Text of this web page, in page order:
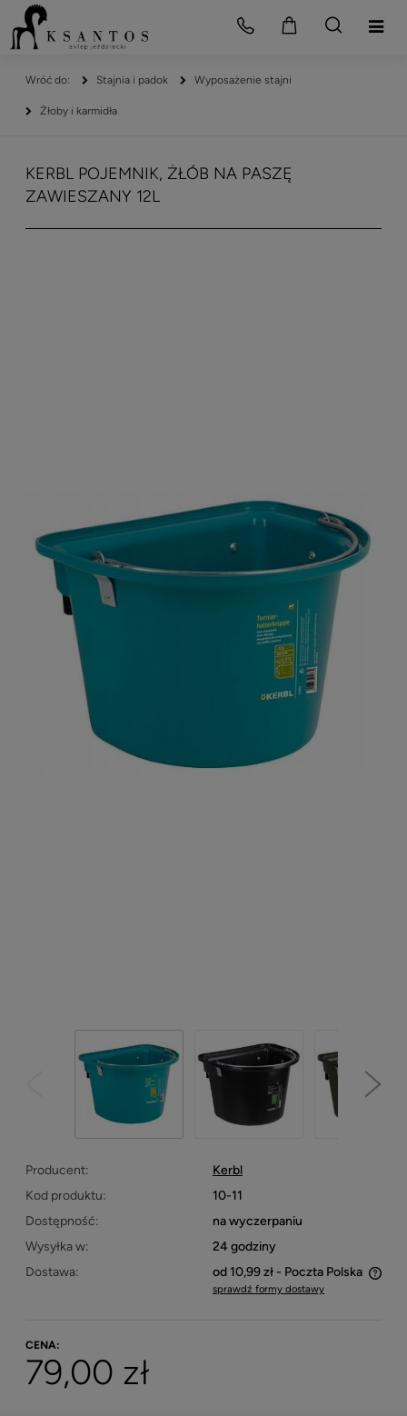
Stajnia i padok Wyposażenie stajni
Żłoby i karmidła
KERBL POJEMNIK, ŻŁÓB NA PASZĘ
ZAWIESZANY 12L
Producent:
Kerbl
Kod produktu:
10-11
Dostępność:
na wyczerpaniu
Wysyłka w:
24 godziny
Dostawa:
od 10,99 zł - Poczta Polska
Cena nie zawiera ewentualnych kosztów płatności
sprawdź formy dostawy
CENA:
79,00 zł